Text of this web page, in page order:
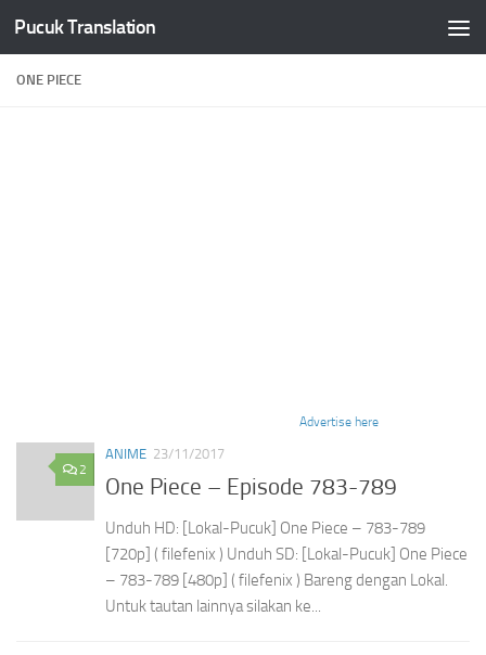
Skip to content
Pucuk Translation
ONE PIECE
Advertise here
2
ANIME 23/11/2017
One Piece – Episode 783-789
Unduh HD: [Lokal-Pucuk] One Piece – 783-789
[720p] ( filefenix ) Unduh SD: [Lokal-Pucuk] One Piece
– 783-789 [480p] ( filefenix ) Bareng dengan Lokal.
Untuk tautan lainnya silakan ke...